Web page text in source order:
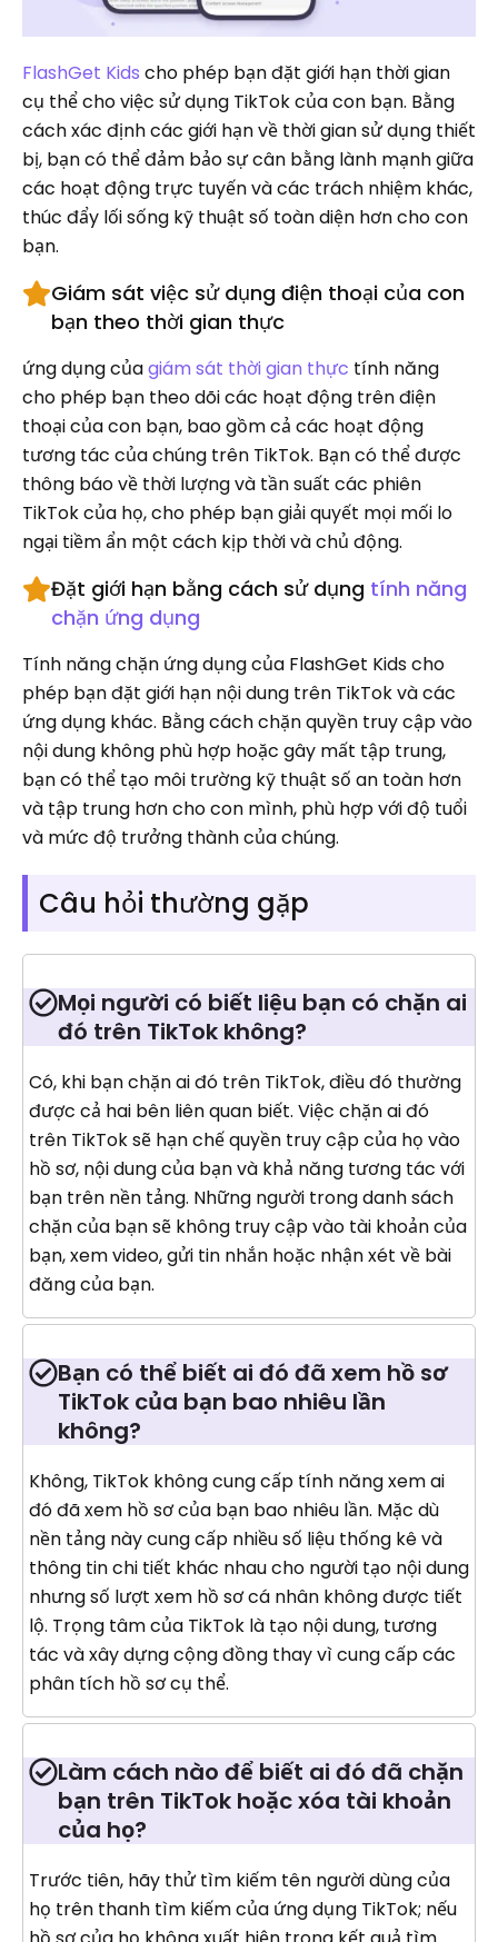
FlashGet Kids cho phép bạn đặt giới hạn thời gian
cụ thể cho việc sử dụng TikTok của con bạn. Bằng
cách xác định các giới hạn về thời gian sử dụng thiết
bị, bạn có thể đảm bảo sự cân bằng lành mạnh giữa
các hoạt động trực tuyến và các trách nhiệm khác,
thúc đẩy lối sống kỹ thuật số toàn diện hơn cho con
bạn.
Giám sát việc sử dụng điện thoại của con
bạn theo thời gian thực
ứng dụng củagiám sát thời gian thực tính năng
cho phép bạn theo dõi các hoạt động trên điện
thoại của con bạn, bao gồm cả các hoạt động
tương tác của chúng trên TikTok. Bạn có thể được
thông báo về thời lượng và tần suất các phiên
TikTok của họ, cho phép bạn giải quyết mọi mối lo
ngại tiềm ẩn một cách kịp thời và chủ động.
Đặt giới hạn bằng cách sử dụng tính năng
chặn ứng dụng
Tính năng chặn ứng dụng của FlashGet Kids cho
phép bạn đặt giới hạn nội dung trên TikTok và các
ứng dụng khác. Bằng cách chặn quyền truy cập vào
nội dung không phù hợp hoặc gây mất tập trung,
bạn có thể tạo môi trường kỹ thuật số an toàn hơn
và tập trung hơn cho con mình, phù hợp với độ tuổi
và mức độ trưởng thành của chúng.
Câu hỏi thường gặp
Mọi người có biết liệu bạn có chặn ai
đó trên TikTok không?
Có, khi bạn chặn ai đó trên TikTok, điều đó thường
được cả hai bên liên quan biết. Việc chặn ai đó
trên TikTok sẽ hạn chế quyền truy cập của họ vào
hồ sơ, nội dung của bạn và khả năng tương tác với
bạn trên nền tảng. Những người trong danh sách
chặn của bạn sẽ không truy cập vào tài khoản của
bạn, xem video, gửi tin nhắn hoặc nhận xét về bài
đăng của bạn.
Bạn có thể biết ai đó đã xem hồ sơ
TikTok của bạn bao nhiêu lần
không?
Không, TikTok không cung cấp tính năng xem ai
đó đã xem hồ sơ của bạn bao nhiêu lần. Mặc dù
nền tảng này cung cấp nhiều số liệu thống kê và
thông tin chi tiết khác nhau cho người tạo nội dung
nhưng số lượt xem hồ sơ cá nhân không được tiết
lộ. Trọng tâm của TikTok là tạo nội dung, tương
tác và xây dựng cộng đồng thay vì cung cấp các
phân tích hồ sơ cụ thể.
Làm cách nào để biết ai đó đã chặn
bạn trên TikTok hoặc xóa tài khoản
của họ?
Trước tiên, hãy thử tìm kiếm tên người dùng của
họ trên thanh tìm kiếm của ứng dụng TikTok; nếu